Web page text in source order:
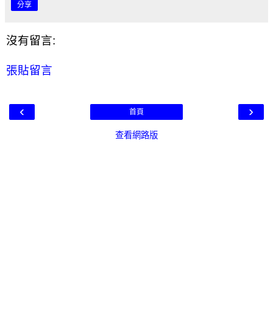
分享
沒有留言:
張貼留言
‹ ›
首頁
查看網路版